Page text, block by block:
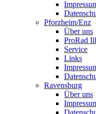
Pforzheim/Enz
Über uns
ProRad
Service
Links
Ravensburg
Über uns